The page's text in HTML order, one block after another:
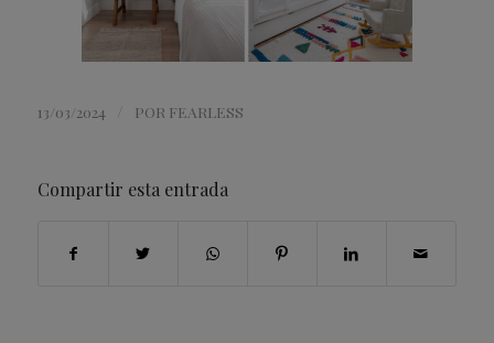
13/03/2024 POR FEARLESS
Compartir esta entrada